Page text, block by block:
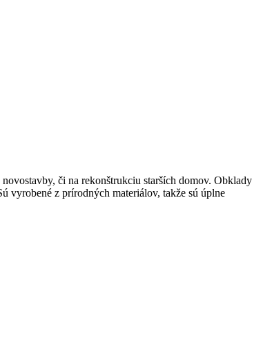
či na rekonštrukciu starších domov. Obklady
vyrobené z prírodných materiálov, takže sú úplne